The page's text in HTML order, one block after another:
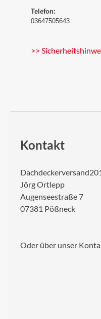
Telefon:
03647505643
>>
Kontakt
Jörg Ortlepp
Augenseestraße 7
07381 Pößneck
Oder über unser